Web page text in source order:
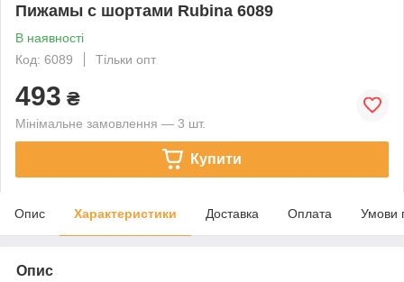
Пижамы с шортами Rubina 6089
В наявності
Код: 6089
Тільки опт
493 ₴
Мінімальне замовлення — 3 шт.
Купити
Опис Характеристики Доставка Оплата Умови
Опис